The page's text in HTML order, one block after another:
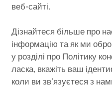
веб-сайті.
Дізнайтеся більше про
інформацію та як ми
у розділі про Політику
ласка, вкажіть ваш
коли ви зв’язуєтеся з